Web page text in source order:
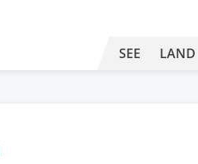
SEE LAND